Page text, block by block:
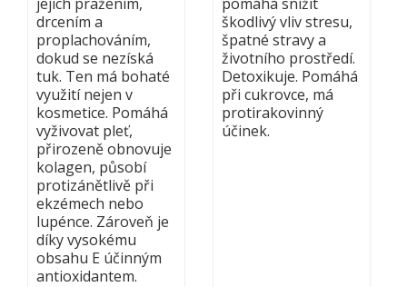
drcením a
proplachováním,
dokud se nezíská
tuk. Ten má bohaté
využití nejen v
kosmetice. Pomáhá
vyživovat pleť,
přirozeně obnovuje
kolagen, působí
protizánětlivě při
ekzémech nebo
lupénce. Zároveň je
díky vysokému
obsahu E účinným
antioxidantem.
škodlivý vliv stresu,
špatné stravy a
životního prostředí.
Detoxikuje. Pomáhá
při cukrovce, má
protirakovinný
účinek.